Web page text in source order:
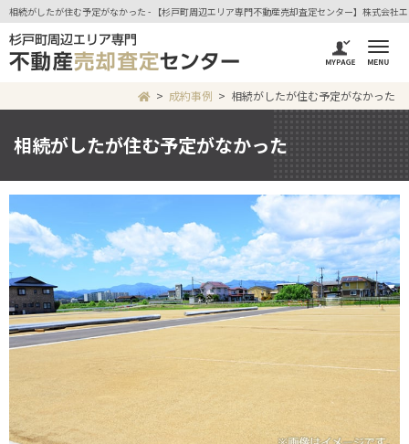
相続がしたが住む予定がなかった - 【杉戸町周辺エリア専門不動産売却査定センター】株式会社
成約事例 相続がしたが住む予定がなかった
相続がしたが住む予定がなかった